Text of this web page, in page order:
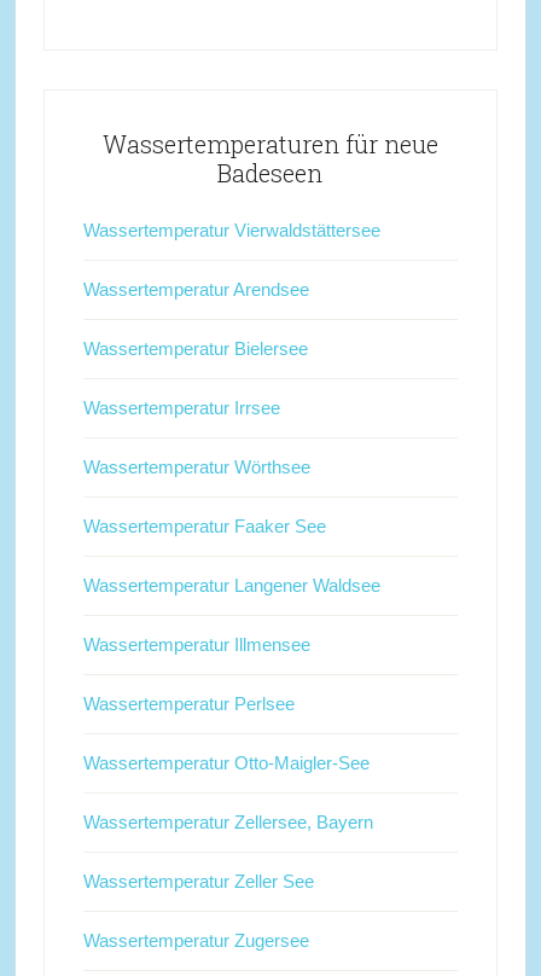
Wassertemperaturen für neue
Badeseen
Wassertemperatur Vierwaldstättersee
Wassertemperatur Arendsee
Wassertemperatur Bielersee
Wassertemperatur Irrsee
Wassertemperatur Wörthsee
Wassertemperatur Faaker See
Wassertemperatur Langener Waldsee
Wassertemperatur Illmensee
Wassertemperatur Perlsee
Wassertemperatur Otto-Maigler-See
Wassertemperatur Zellersee, Bayern
Wassertemperatur Zeller See
Wassertemperatur Zugersee